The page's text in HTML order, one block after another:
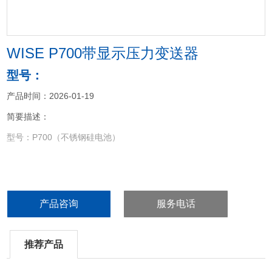
WISE P700带显示压力变送器
型号：
产品时间：2026-01-19
简要描述：
型号：P700（不锈钢硅电池）
产品咨询 服务电话
推荐产品